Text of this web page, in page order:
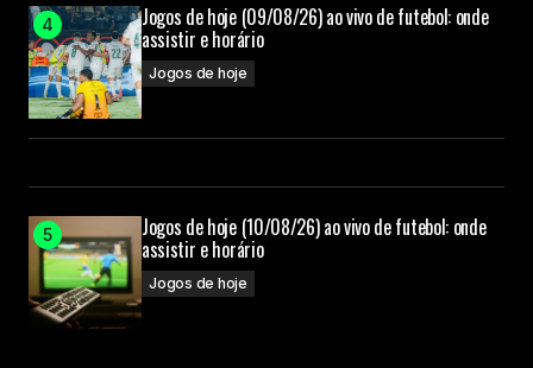
Jogos de hoje (09/08/26) ao vivo de futebol: onde
assistir e horário
Jogos de hoje
Jogos de hoje (10/08/26) ao vivo de futebol: onde
assistir e horário
Jogos de hoje